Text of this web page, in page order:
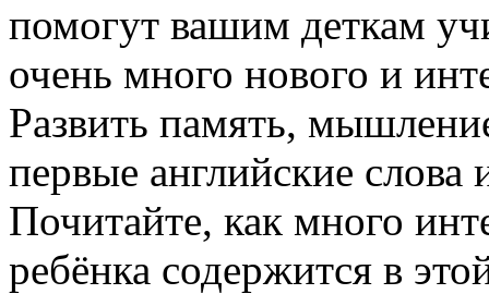
помогут вашим деткам
очень много нового и
Развить память,
первые английские слова
Почитайте, как много
ребёнка содержится в